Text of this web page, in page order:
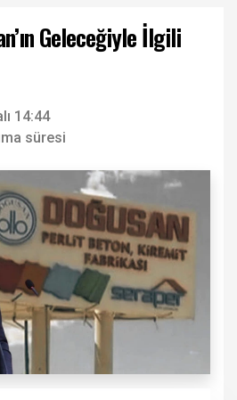
Geleceğiyle İlgili
14:44
süresi